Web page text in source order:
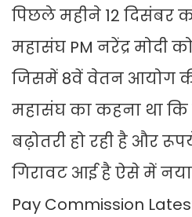
पिछले महीने 12 दिसंबर
महासंघ PM नरेंद्र मोदी
जिसमें 8वें वेतन आयोग
महासंघ का कहना था
बढ़ोतरी हो रही है और
गिरावट आई है ऐसे में
Pay Commission